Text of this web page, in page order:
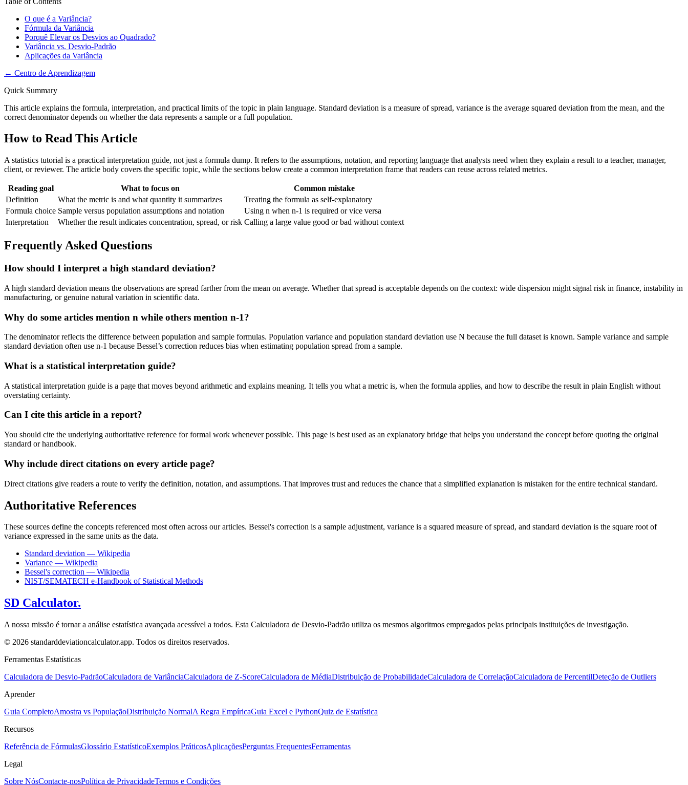
O que é a Variância?
Fórmula da Variância
Porquê Elevar os Desvios ao Quadrado?
Variância vs. Desvio-Padrão
Aplicações da Variância
← Centro de Aprendizagem
Quick Summary
This article explains the formula, interpretation, and practical limits of the topic in plain language. Standard deviation is a measure of spread, variance is the average squared deviation from the mean, and the
correct denominator depends on whether the data represents a sample or a full population.
How to Read This Article
A statistics tutorial is a practical interpretation guide, not just a formula dump. It refers to the assumptions, notation, and reporting language that analysts need when they explain a result to a teacher, manager,
client, or reviewer. The article body covers the specific topic, while the sections below create a common interpretation frame that readers can reuse across related metrics.
Reading goal What to focus on
Common mistake
Definition
What the metric is and what quantity it summarizes
Treating the formula as self-explanatory
Formula choice Sample versus population assumptions and notation
Using n when n-1 is required or vice versa
Interpretation
Whether the result indicates concentration, spread, or risk Calling a large value good or bad without context
Frequently Asked Questions
How should I interpret a high standard deviation?
A high standard deviation means the observations are spread farther from the mean on average. Whether that spread is acceptable depends on the context: wide dispersion might signal risk in finance, instability in
manufacturing, or genuine natural variation in scientific data.
Why do some articles mention n while others mention n-1?
The denominator reflects the difference between population and sample formulas. Population variance and population standard deviation use N because the full dataset is known. Sample variance and sample
standard deviation often use n-1 because Bessel’s correction reduces bias when estimating population spread from a sample.
What is a statistical interpretation guide?
A statistical interpretation guide is a page that moves beyond arithmetic and explains meaning. It tells you what a metric is, when the formula applies, and how to describe the result in plain English without
overstating certainty.
Can I cite this article in a report?
You should cite the underlying authoritative reference for formal work whenever possible. This page is best used as an explanatory bridge that helps you understand the concept before quoting the original
standard or handbook.
Why include direct citations on every article page?
Direct citations give readers a route to verify the definition, notation, and assumptions. That improves trust and reduces the chance that a simplified explanation is mistaken for the entire technical standard.
Authoritative References
These sources define the concepts referenced most often across our articles. Bessel's correction is a sample adjustment, variance is a squared measure of spread, and standard deviation is the square root of
variance expressed in the same units as the data.
Standard deviation — Wikipedia
Variance — Wikipedia
Bessel's correction — Wikipedia
NIST/SEMATECH e-Handbook of Statistical Methods
SD Calculator.
A nossa missão é tornar a análise estatística avançada acessível a todos. Esta Calculadora de Desvio-Padrão utiliza os mesmos algoritmos empregados pelas principais instituições de investigação.
© 2026 standarddeviationcalculator.app. Todos os direitos reservados.
Ferramentas Estatísticas
Calculadora de Desvio-PadrãoCalculadora de VariânciaCalculadora de Z-ScoreCalculadora de MédiaDistribuição de ProbabilidadeCalculadora de CorrelaçãoCalculadora de PercentilDeteção de Outliers
Aprender
Guia CompletoAmostra vs PopulaçãoDistribuição NormalA Regra EmpíricaGuia Excel e PythonQuiz de Estatística
Recursos
Referência de FórmulasGlossário EstatísticoExemplos PráticosAplicaçõesPerguntas FrequentesFerramentas
Legal
Sobre NósContacte-nosPolítica de PrivacidadeTermos e Condições